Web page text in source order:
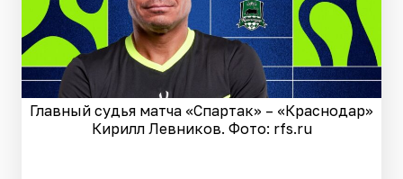
Главный судья матча «Спартак» – «Краснодар»
Кирилл Левников. Фото: rfs.ru